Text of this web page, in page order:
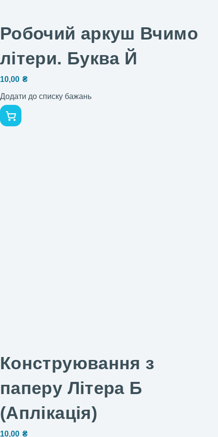
Робочий аркуш Вчимо
літери. Буква Й
10,00 ₴
Додати до списку бажань
Конструювання з
паперу Літера Б
(Аплікація)
10,00 ₴